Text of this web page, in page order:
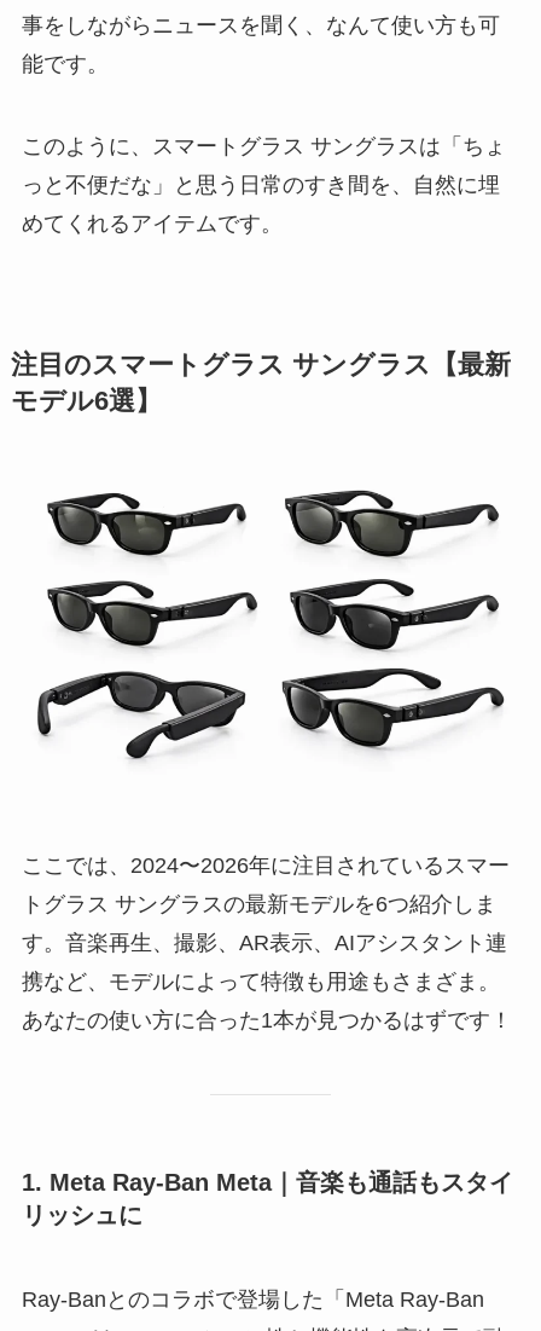
事をしながらニュースを聞く、なんて使い方も可
能です。
このように、スマートグラス サングラスは「ちょ
っと不便だな」と思う日常のすき間を、自然に埋
めてくれるアイテムです。
注目のスマートグラス サングラス【最新
モデル6選】
ここでは、2024〜2026年に注目されているスマー
トグラス サングラスの最新モデルを6つ紹介しま
す。音楽再生、撮影、AR表示、AIアシスタント連
携など、モデルによって特徴も用途もさまざま。
あなたの使い方に合った1本が見つかるはずです！
1. Meta Ray-Ban Meta｜音楽も通話もスタイ
リッシュに
Ray-Banとのコラボで登場した「Meta Ray-Ban